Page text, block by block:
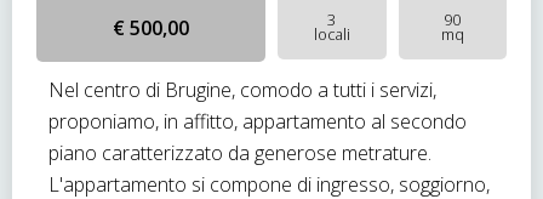
€ 500,00 3
locali
90
mq
Nel centro di Brugine, comodo a tutti i servizi,
proponiamo, in affitto, appartamento al secondo
piano caratterizzato da generose metrature.
L'appartamento si compone di ingresso, soggiorno,